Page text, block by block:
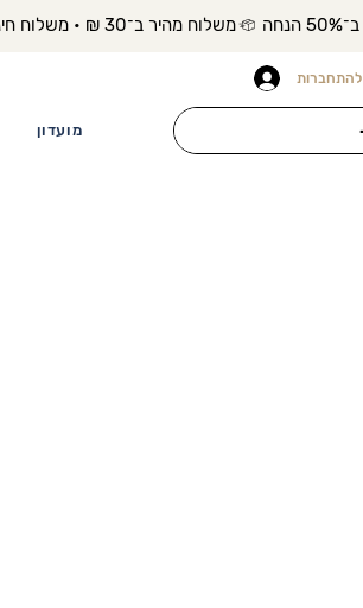
מועדון
להתחברות